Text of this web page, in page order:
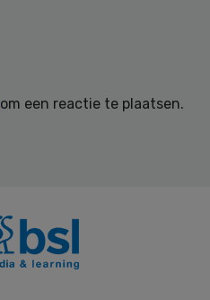
om een reactie te plaatsen.